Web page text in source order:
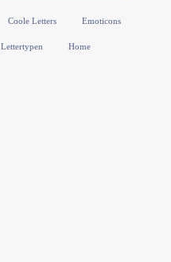
Coole Letters Emoticons
Lettertypen Home